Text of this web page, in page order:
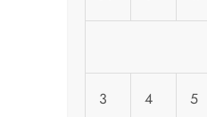
3 4 5